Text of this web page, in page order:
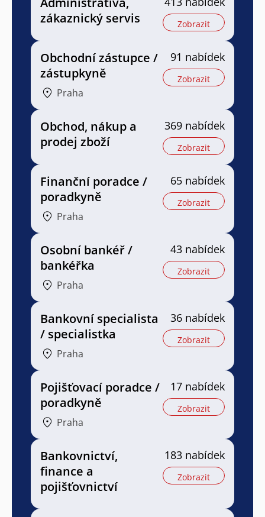
zákaznický servis
Zobrazit
Obchodní zástupce /
zástupkyně
Praha
91 nabídek
Zobrazit
Obchod, nákup a
prodej zboží
369 nabídek
Zobrazit
Finanční poradce /
poradkyně
Praha
65 nabídek
Zobrazit
Osobní bankéř /
bankéřka
Praha
43 nabídek
Zobrazit
Bankovní specialista
/ specialistka
Praha
36 nabídek
Zobrazit
Pojišťovací poradce /
poradkyně
Praha
17 nabídek
Zobrazit
Bankovnictví,
finance a
pojišťovnictví
183 nabídek
Zobrazit